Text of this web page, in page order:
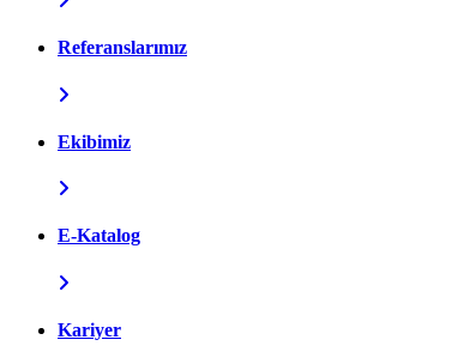
Referanslarımız
Ekibimiz
E-Katalog
Kariyer